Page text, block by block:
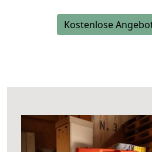
Kostenlose